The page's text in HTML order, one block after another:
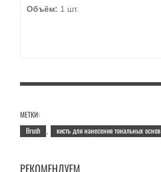
Объём: 1 шт.
МЕТКИ:
Brush
кисть для нанесения тональных основ
РЕКОМЕНДУЕМ